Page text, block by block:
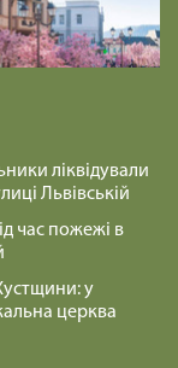
Майтеся файно
файно
ліквідували
Львівській
час пожежі в
у
церква